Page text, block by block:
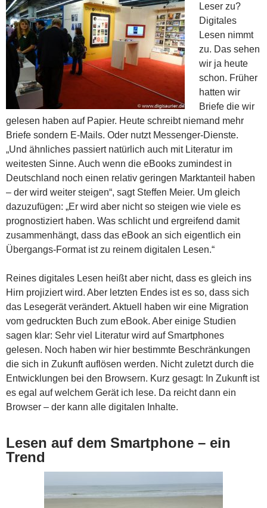
Leser zu?
Digitales
Lesen nimmt
zu. Das sehen
wir ja heute
schon. Früher
hatten wir
Briefe die wir
gelesen haben auf Papier. Heute schreibt niemand mehr
Briefe sondern E-Mails. Oder nutzt Messenger-Dienste.
„Und ähnliches passiert natürlich auch mit Literatur im
weitesten Sinne. Auch wenn die eBooks zumindest in
Deutschland noch einen relativ geringen Marktanteil haben
– der wird weiter steigen“, sagt Steffen Meier. Um gleich
dazuzufügen: „Er wird aber nicht so steigen wie viele es
prognostiziert haben. Was schlicht und ergreifend damit
zusammenhängt, dass das eBook an sich eigentlich ein
Übergangs-Format ist zu reinem digitalen Lesen.“
Reines digitales Lesen heißt aber nicht, dass es gleich ins
Hirn projiziert wird. Aber letzten Endes ist es so, dass sich
das Lesegerät verändert. Aktuell haben wir eine Migration
vom gedruckten Buch zum eBook. Aber einige Studien
sagen klar: Sehr viel Literatur wird auf Smartphones
gelesen. Noch haben wir hier bestimmte Beschränkungen
die sich in Zukunft auflösen werden. Nicht zuletzt durch die
Entwicklungen bei den Browsern. Kurz gesagt: In Zukunft ist
es egal auf welchem Gerät ich lese. Da reicht dann ein
Browser – der kann alle digitalen Inhalte.
Lesen auf dem Smartphone – ein
Trend